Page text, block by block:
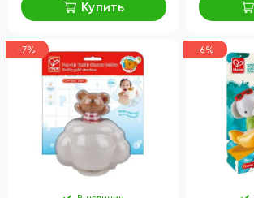
Купить
-7% -6%